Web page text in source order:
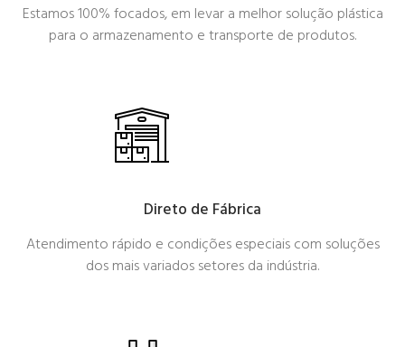
Estamos 100% focados, em levar a melhor solução plástica
para o armazenamento e transporte de produtos.
Direto de Fábrica
Atendimento rápido e condições especiais com soluções
dos mais variados setores da indústria.